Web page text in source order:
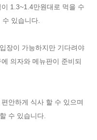
1.3~1.4만원대로 먹을 수
있습니다.
장이 가능하지만 기다려야
의자와 메뉴판이 준비되
안하게 식사 할 수 있으며
수 있습니다.